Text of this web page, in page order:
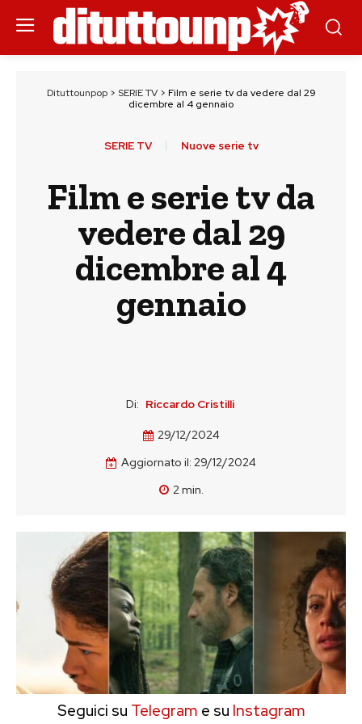
Dituttounpop> SERIE TV> Film e serie tv da vedere dal 29
dicembre al 4 gennaio
SERIE TV Nuove serie tv
Film e serie tv da
vedere dal 29
dicembre al 4
gennaio
Di: Riccardo Cristilli
29/12/2024
Aggiornato il: 29/12/2024
2min.
Seguici su Telegram e su Instagram